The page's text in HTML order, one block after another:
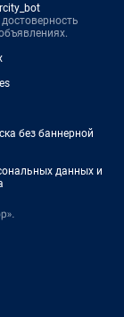
без баннерной
данных и